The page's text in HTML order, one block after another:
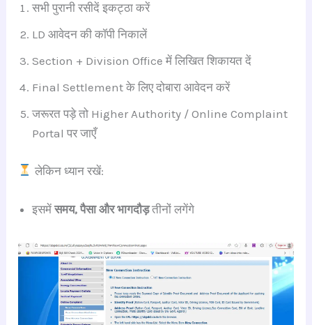
सभी पुरानी रसीदें इकट्ठा करें
LD आवेदन की कॉपी निकालें
Section + Division Office में लिखित शिकायत दें
Final Settlement के लिए दोबारा आवेदन करें
जरूरत पड़े तो Higher Authority / Online Complaint
Portal पर जाएँ
लेकिन ध्यान रखें:
इसमेंसमय, पैसा और भागदौड़तीनों लगेंगे